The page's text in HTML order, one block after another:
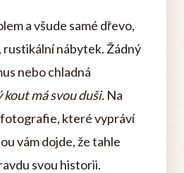
a všude samé dřevo,
nábytek. Žádný
nebo chladná
kout má svou duši. Na
které vypráví
vám dojde, že tahle
svou historii.